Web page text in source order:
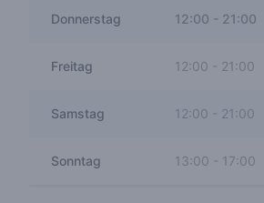
Donnerstag 12:00 - 21:00
Freitag 12:00 - 21:00
Samstag 12:00 21:00
Sonntag 13:00 - 17:00